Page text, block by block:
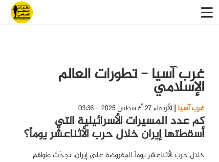
غرب آسيا - تطورات العالم
الإسلامي
غرب آسيا الأربعاء 27 أغسطس 2025 - 03:36
كم عدد المسيرات الأسرائيلية التي
أسقطتها إيران خلال حرب الأثناعشر يوماً؟
خلال حرب الأثناعشر يوماً المفروضة على إيران، نجحَت طواقم